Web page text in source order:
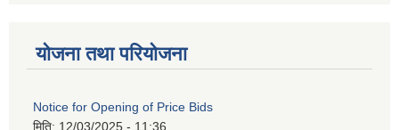
योजना तथा परियोजना
Notice for Opening of Price Bids
मिति: 12/03/2025 - 11:36